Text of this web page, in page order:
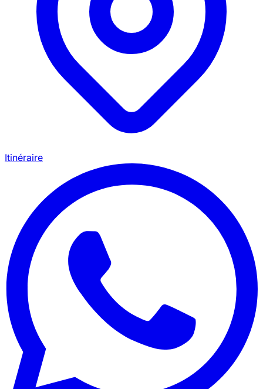
Itinéraire